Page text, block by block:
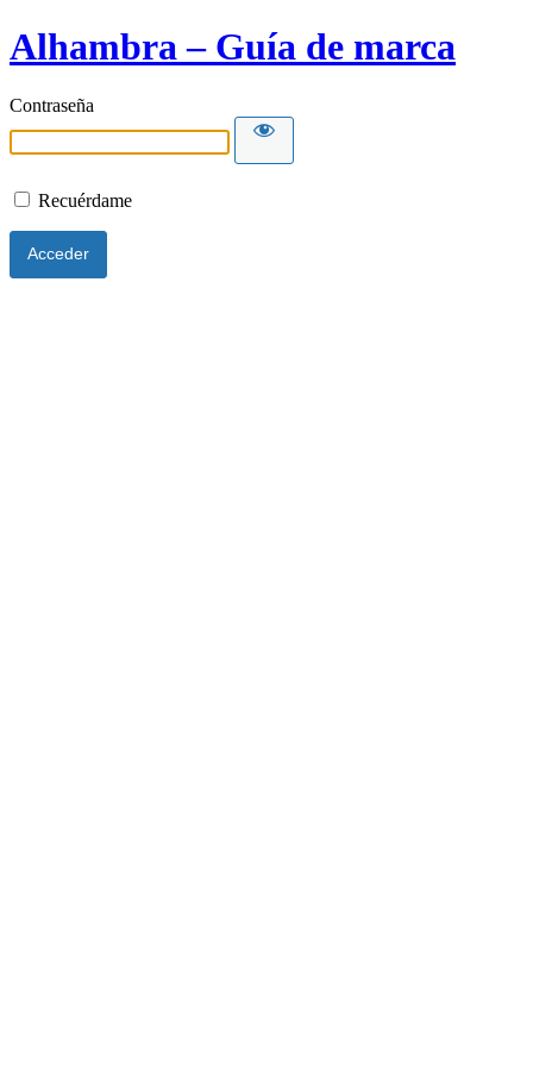
Alhambra – Guía de marca
Contraseña
Recuérdame